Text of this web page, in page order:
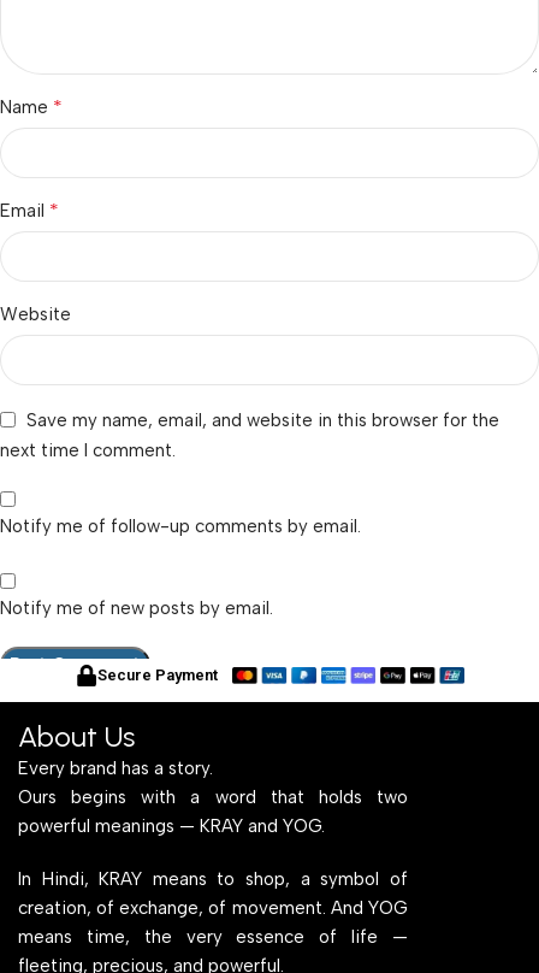
Name *
Email *
Website
Save my name, email, and website in this browser for the
next time I comment.
Notify me of follow-up comments by email.
Notify me of new posts by email.
Secure Payment
About Us
Every brand has a story.
Ours begins with a word that holds two
powerful meanings — KRAY and YOG.
In Hindi, KRAY means to shop, a symbol of
creation, of exchange, of movement. And YOG
means time, the very essence of life —
fleeting, precious, and powerful.